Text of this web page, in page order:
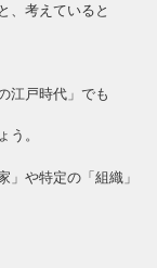
、考えていると
江戸時代」でも
う。
」や特定の「組織」